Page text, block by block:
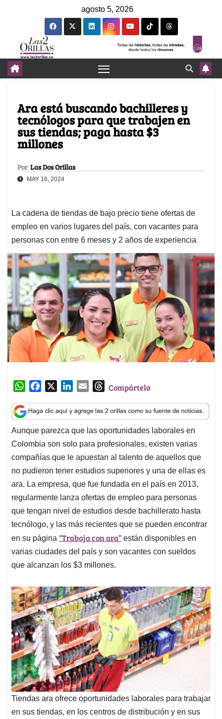
agosto 5, 2026
Ara está buscando bachilleres y
tecnólogos para que trabajen en
sus tiendas; paga hasta $3
millones
Por Las Dos Orillas
MAY 16, 2024
La cadena de tiendas de bajo precio tiene ofertas de
empleo en varios lugares del país, con vacantes para
personas con entre 6 meses y 2 años de experiencia
W
a
t
s
A
p
p
c
e
b
o
o
k
n
k
e
d
I
n
a
i
l
T
r
e
a
d
s
Compártelo
Aunque parezca que las oportunidades laborales en
Colombia son solo para profesionales, existen varias
compañías que le apuestan al talento de aquellos que
no pudieron tener estudios superiores y una de ellas es
ara. La empresa, que fue fundada en el país en 2013,
regularmente lanza ofertas de empleo para personas
que tengan nivel de estudios desde bachillerato hasta
tecnólogo, y las más recientes que se pueden encontrar
en su página “Trabaja con ara” están disponibles en
varias ciudades del país y son vacantes con sueldos
que alcanzan los $3 millones.
Tiendas ara ofrece oportunidades laborales para trabajar
en sus tiendas, en los centros de distribución y en sus